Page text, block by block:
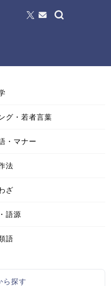
グ・若者言葉
・マナー
法
ざ
語源
語
ら探す